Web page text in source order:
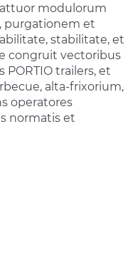
modulorum
purgationem et
stabilitate, et
congruit vectoribus
PORTIO trailers, et
alta-frixorium,
operatores
normatis et